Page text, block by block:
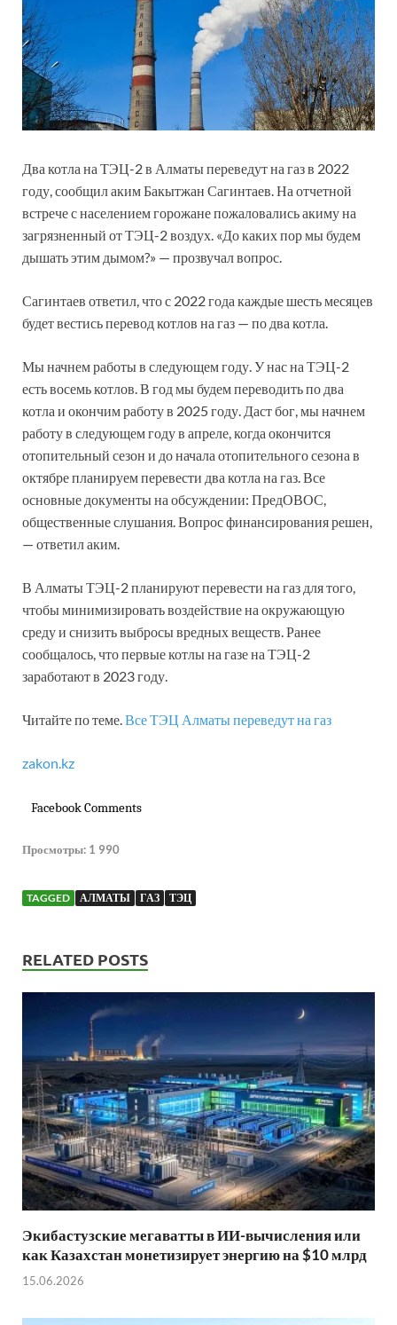
Два котла на ТЭЦ-2 в Алматы переведут на газ в 2022
году, сообщил аким Бакытжан Сагинтаев. На отчетной
встрече с населением горожане пожаловались акиму на
загрязненный от ТЭЦ-2 воздух. «До каких пор мы будем
дышать этим дымом?» — прозвучал вопрос.
Сагинтаев ответил, что с 2022 года каждые шесть месяцев
будет вестись перевод котлов на газ — по два котла.
Мы начнем работы в следующем году. У нас на ТЭЦ-2
есть восемь котлов. В год мы будем переводить по два
котла и окончим работу в 2025 году. Даст бог, мы начнем
работу в следующем году в апреле, когда окончится
отопительный сезон и до начала отопительного сезона в
октябре планируем перевести два котла на газ. Все
основные документы на обсуждении: ПредОВОС,
общественные слушания. Вопрос финансирования решен,
— ответил аким.
В Алматы ТЭЦ-2 планируют перевести на газ для того,
чтобы минимизировать воздействие на окружающую
среду и снизить выбросы вредных веществ. Ранее
сообщалось, что первые котлы на газе на ТЭЦ-2
заработают в 2023 году.
Читайте по теме.Все ТЭЦ Алматы переведут на газ
zakon.kz
Facebook Comments
Просмотры: 1 990
TAGGED АЛМАТЫ ГАЗ ТЭЦ
RELATED POSTS
Экибастузские мегаватты в ИИ-вычисления или
как Казахстан монетизирует энергию на $10 млрд
15.06.2026